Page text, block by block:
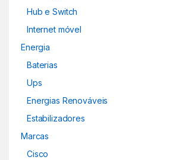
Hub e Switch
Internet móvel
Energia
Baterias
Ups
Energias Renováveis
Estabilizadores
Marcas
Cisco